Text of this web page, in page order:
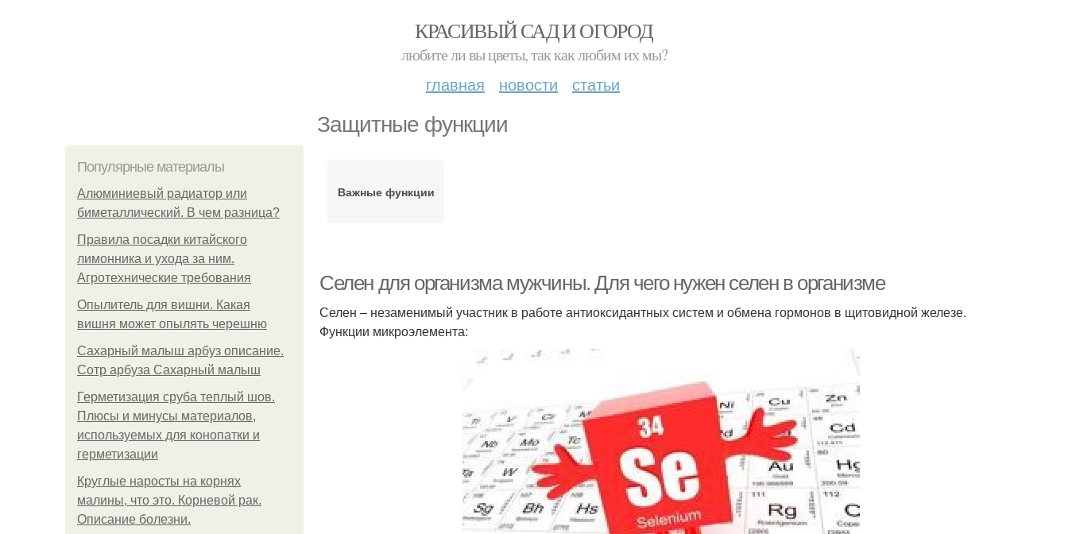
КРАСИВЫЙ САД И ОГОРОД
любите ли вы цветы, так как любим их мы?
главная новости статьи
Защитные функции
Популярные материалы
Алюминиевый радиатор или
биметаллический. В чем разница?
Правила посадки китайского
лимонника и ухода за ним.
Агротехнические требования
Опылитель для вишни. Какая
вишня может опылять черешню
Сахарный малыш арбуз описание.
Сотр арбуза Сахарный малыш
Герметизация сруба теплый шов.
Плюсы и минусы материалов,
используемых для конопатки и
герметизации
Круглые наросты на корнях
малины, что это. Корневой рак.
Описание болезни.
Важные функции
Селен для организма мужчины. Для чего нужен селен в организме
Селен – незаменимый участник в работе антиоксидантных систем и обмена гормонов в щитовидной железе.
Функции микроэлемента: